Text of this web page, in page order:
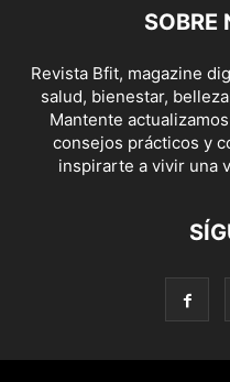
SOBRE
Revista Bfit, magazine
salud, bienestar,
Mantente
consejos prácticos y
inspirarte a vivir una